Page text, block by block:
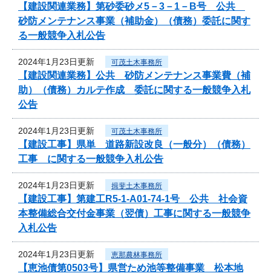
【建設関連業務】第砂委砂メ5－3－1－B号 公共
砂防メンテナンス事業（補助金）（債務）委託に関す
る一般競争入札公告
2024年1月23日更新 可茂土木事務所
【建設関連業務】公共 砂防メンテナンス事業費（補
助）（債務）カルテ作成 委託に関する一般競争入札
公告
2024年1月23日更新 可茂土木事務所
【建設工事】県単 道路新設改良（一般分）（債務）
工事 に関する一般競争入札公告
2024年1月23日更新 揖斐土木事務所
【建設工事】第建工R5-1-A01-74-1号 公共 社会資
本整備総合交付金事業（翌債）工事に関する一般競争
入札公告
2024年1月23日更新 恵那農林事務所
【恵池債第0503号】県営ため池等整備事業 松本地